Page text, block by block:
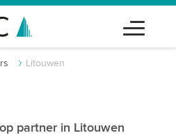
Litouwen
partner in Litouwen